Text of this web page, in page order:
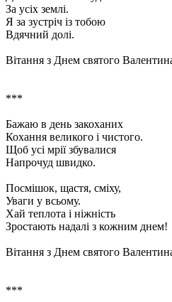
За усіх землі.
Я за зустріч із тобою
Вдячний долі.
Вітання з Днем святого
***
Бажаю в день закоханих
Кохання великого і чистого.
Щоб усі мрії збувалися
Напрочуд швидко.
Посмішок, щастя, сміху,
Уваги у всьому.
Хай теплота і ніжність
Зростають надалі з кожним днем!
Вітання з Днем святого
***